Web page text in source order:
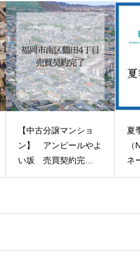
【中古分譲マンショ
ン】 アンピールやよ
い坂 売買契約完
了！
夏
ネ
ュ